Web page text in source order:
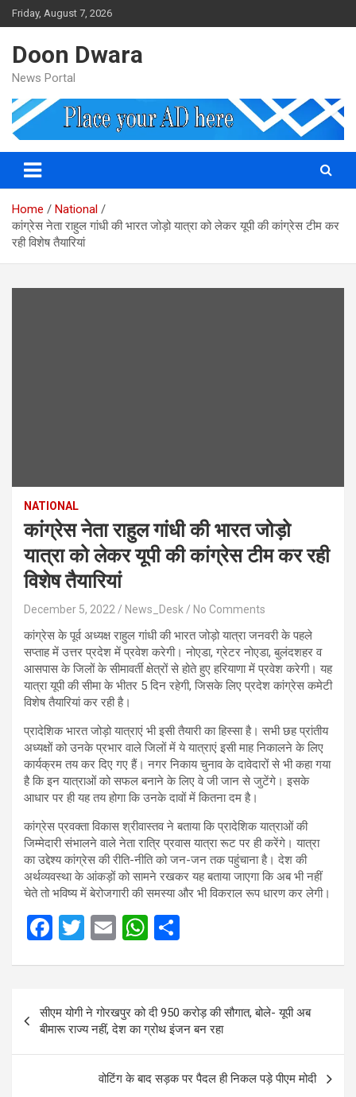
Skip
to
Friday, August 7, 2026
Doon Dwara
News Portal
Home
National
कांग्रेस नेता राहुल गांधी की भारत जोड़ो यात्रा को लेकर यूपी की कांग्रेस टीम कर
रही विशेष तैयारियां
NATIONAL
कांग्रेस नेता राहुल गांधी की भारत जोड़ो
यात्रा को लेकर यूपी की कांग्रेस टीम कर रही
विशेष तैयारियां
December 5, 2022 News_Desk No Comments
कांग्रेस के पूर्व अध्यक्ष राहुल गांधी की भारत जोड़ो यात्रा जनवरी के पहले
सप्ताह में उत्तर प्रदेश में प्रवेश करेगी। नोएडा, ग्रेटर नोएडा, बुलंदशहर व
आसपास के जिलों के सीमावर्ती क्षेत्रों से होते हुए हरियाणा में प्रवेश करेगी। यह
यात्रा यूपी की सीमा के भीतर 5 दिन रहेगी, जिसके लिए प्रदेश कांग्रेस कमेटी
विशेष तैयारियां कर रही है।
प्रादेशिक भारत जोड़ो यात्राएं भी इसी तैयारी का हिस्सा है। सभी छह प्रांतीय
अध्यक्षों को उनके प्रभार वाले जिलों में ये यात्राएं इसी माह निकालने के लिए
कार्यक्रम तय कर दिए गए हैं। नगर निकाय चुनाव के दावेदारों से भी कहा गया
है कि इन यात्राओं को सफल बनाने के लिए वे जी जान से जुटेंगे। इसके
आधार पर ही यह तय होगा कि उनके दावों में कितना दम है।
कांग्रेस प्रवक्ता विकास श्रीवास्तव ने बताया कि प्रादेशिक यात्राओं की
जिम्मेदारी संभालने वाले नेता रात्रि प्रवास यात्रा रूट पर ही करेंगे। यात्रा
का उद्देश्य कांग्रेस की रीति-नीति को जन-जन तक पहुंचाना है। देश की
अर्थव्यवस्था के आंकड़ों को सामने रखकर यह बताया जाएगा कि अब भी नहीं
चेते तो भविष्य में बेरोजगारी की समस्या और भी विकराल रूप धारण कर लेगी।
F
b
o
o
T
er
E
W
s
A
p
p
e
Post
navigation
सीएम योगी ने गोरखपुर को दी 950 करोड़ की सौगात, बोले- यूपी अब
बीमारू राज्य नहीं, देश का ग्रोथ इंजन बन रहा
वोटिंग के बाद सड़क पर पैदल ही निकल पड़े पीएम मोदी